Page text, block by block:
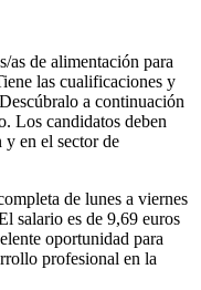
as de alimentación para
las cualificaciones y
a continuación
Los candidatos deben
y en el sector de
de lunes a viernes
salario es de 9,69 euros
oportunidad para
profesional en la